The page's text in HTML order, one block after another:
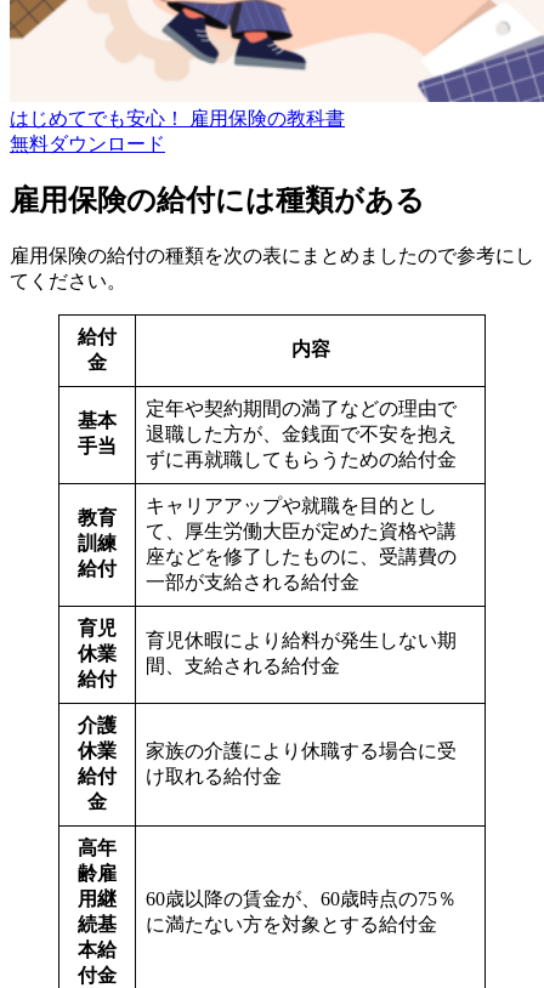
はじめてでも安心！ 雇用保険の教科書
無料ダウンロード
雇用保険の給付には種類がある
雇用保険の給付の種類を次の表にまとめましたので参考にし
てください。
給付
金
内容
基本
手当
定年や契約期間の満了などの理由で
退職した方が、金銭面で不安を抱え
ずに再就職してもらうための給付金
教育
訓練
給付
キャリアアップや就職を目的とし
て、厚生労働大臣が定めた資格や講
座などを修了したものに、受講費の
一部が支給される給付金
育児
休業
給付
育児休暇により給料が発生しない期
間、支給される給付金
介護
休業
給付
金
家族の介護により休職する場合に受
け取れる給付金
高年
齢雇
用継
続基
本給
付金
60歳以降の賃金が、60歳時点の75％
に満たない方を対象とする給付金